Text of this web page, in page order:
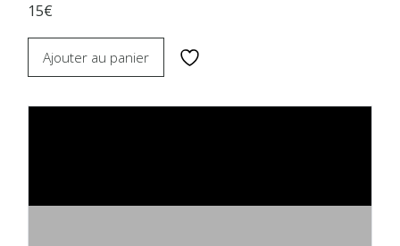
15€
Ajouter au panier